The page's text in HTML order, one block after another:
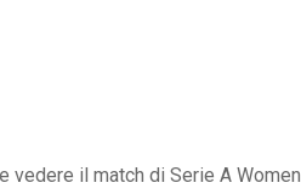
vedere il match di Serie A Women